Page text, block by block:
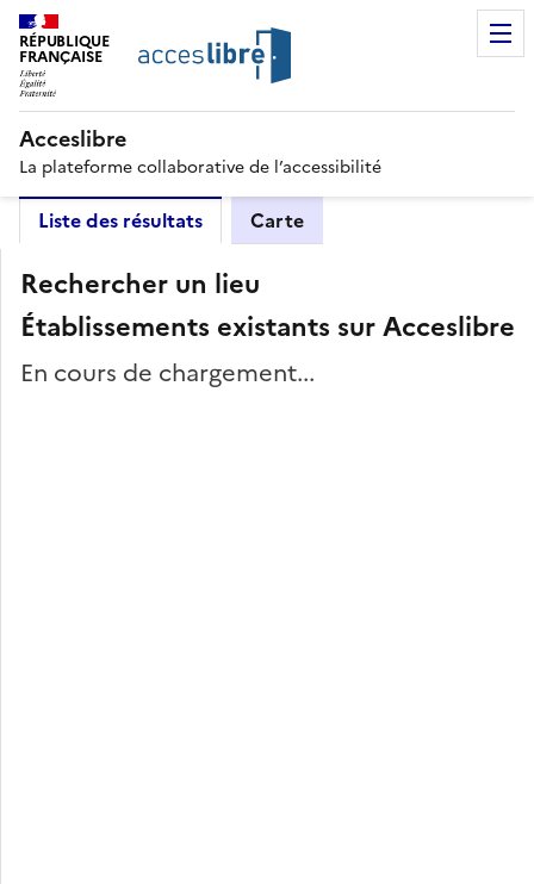
RÉPUBLIQUE
FRANÇAISE
Acceslibre
La plateforme collaborative de l’accessibilité
Liste des résultats Carte
Rechercher un lieu
Établissements existants sur Acceslibre
En cours de chargement...